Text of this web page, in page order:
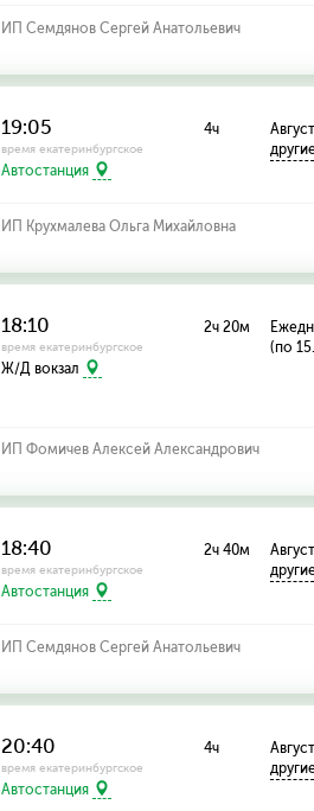
ИП Семдянов Сергей Анатольевич
19:05
время екатеринбургское
Автостанция
4ч
ИП Крухмалева Ольга Михайловна
18:10
время екатеринбургское
Ж/Д вокзал
2ч 20м
(по
ИП Фомичев Алексей Александрович
18:40
время екатеринбургское
Автостанция
2ч 40м
ИП Семдянов Сергей Анатольевич
20:40
время екатеринбургское
Автостанция
4ч